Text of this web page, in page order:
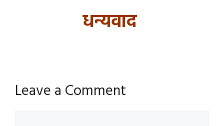
धन्यवाद
Leave a Comment